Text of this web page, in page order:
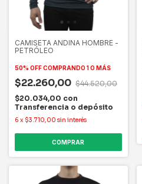
CAMISETA ANDINA HOMBRE -
PETRÓLEO
50% OFFCOMPRANDO 1 O MÁS
$22.260,00 $44.520,00
$20.034,00 con
Transferencia o depósito
6 x $3.710,00 sin interés
COMPRAR